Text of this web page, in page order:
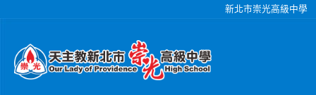
新北市崇光高級中學